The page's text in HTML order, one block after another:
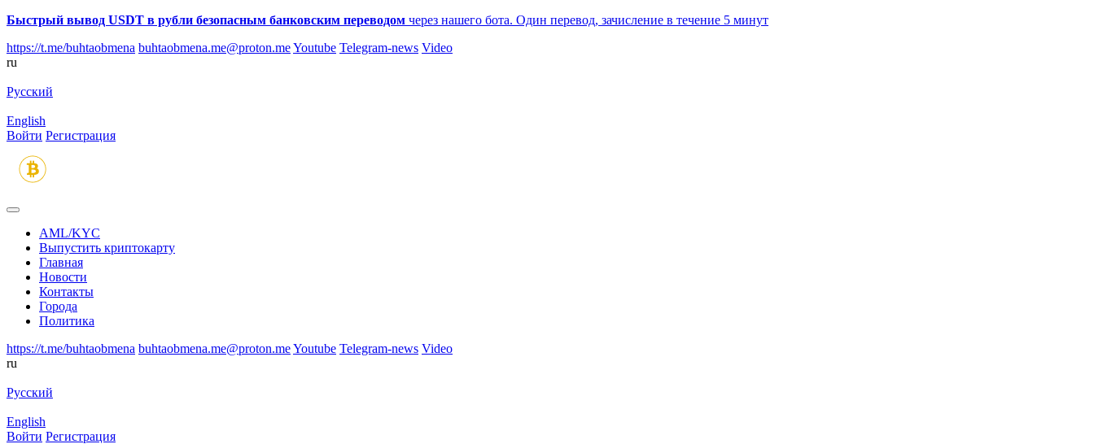
Быстрый вывод USDT в рубли безопасным банковским переводом через нашего бота. Один перевод, зачисление в течение 5 минут
https://t.me/buhtaobmena buhtaobmena.me@proton.meYoutube Telegram-news Video
ru
Русский
English
Войти Регистрация
AML/KYC
Выпустить криптокарту
Главная
Новости
Контакты
Города
Политика
https://t.me/buhtaobmena buhtaobmena.me@proton.meYoutube Telegram-news Video
ru
Русский
English
Войти Регистрация